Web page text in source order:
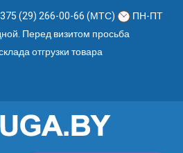
(29) 266-00-66 (МТС)
ПН-ПТ
Перед визитом просьба
отгрузки товара